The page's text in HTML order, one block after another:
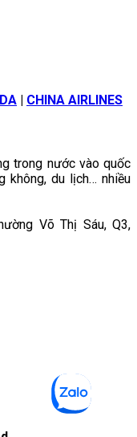
| CHINA AIRLINES
trong nước vào quốc
không, du lịch… nhiều
Võ Thị Sáu, Q3,